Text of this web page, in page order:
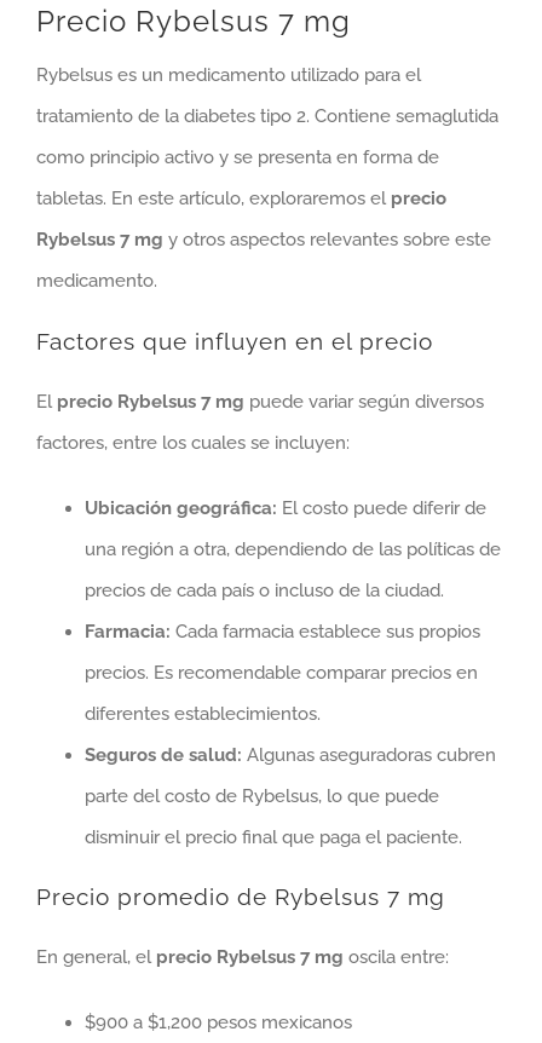
Precio Rybelsus 7 mg
Rybelsus es un medicamento utilizado para el
tratamiento de la diabetes tipo 2. Contiene semaglutida
como principio activo y se presenta en forma de
tabletas. En este artículo, exploraremos el precio
Rybelsus 7 mg y otros aspectos relevantes sobre este
medicamento.
Factores que influyen en el precio
El precio Rybelsus 7 mg puede variar según diversos
factores, entre los cuales se incluyen:
Ubicación geográfica: El costo puede diferir de
una región a otra, dependiendo de las políticas de
precios de cada país o incluso de la ciudad.
Farmacia: Cada farmacia establece sus propios
precios. Es recomendable comparar precios en
diferentes establecimientos.
Seguros de salud: Algunas aseguradoras cubren
parte del costo de Rybelsus, lo que puede
disminuir el precio final que paga el paciente.
Precio promedio de Rybelsus 7 mg
En general, el precio Rybelsus 7 mg oscila entre:
$900 a $1,200 pesos mexicanos